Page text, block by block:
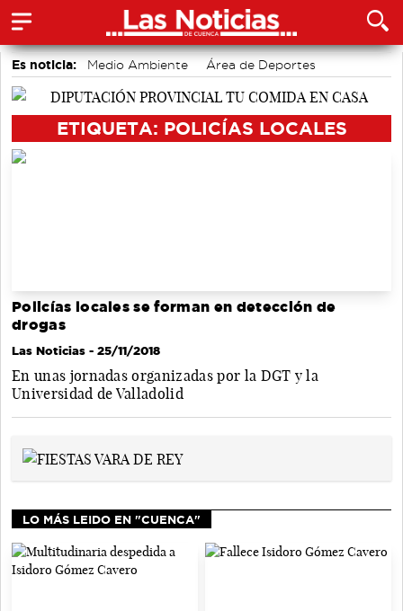
Es noticia: Medio Ambiente
Área de Deportes
Actividades culturales en Cuenca
ETIQUETA: POLICÍAS LOCALES
Policías locales se forman en detección de
drogas
Las Noticias - 25/11/2018
En unas jornadas organizadas por la DGT y la
Universidad de Valladolid
LO MÁS LEIDO EN "CUENCA"